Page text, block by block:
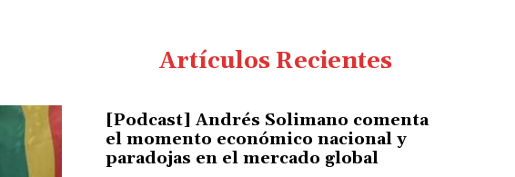
Artículos Recientes
[Podcast] Andrés Solimano comenta
el momento económico nacional y
paradojas en el mercado global